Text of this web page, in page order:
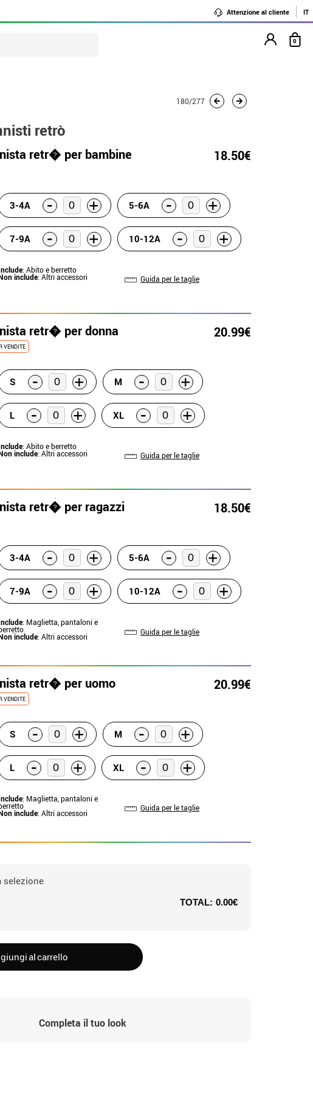
Attenzione al cliente IT
0
180/277
retrò
retr� per bambine 18.50€
3-4A - + 5-6A - +
7-9A - + 10-12A - +
: Abito e berretto
include: Altri accessori Guida per le taglie
retr� per donna 20.99€
VENDITE
S - + M - +
L - + XL - +
: Abito e berretto
include: Altri accessori Guida per le taglie
retr� per ragazzi 18.50€
3-4A - + 5-6A - +
7-9A - + 10-12A - +
: Maglietta, pantaloni e
include: Altri accessori
Guida per le taglie
retr� per uomo 20.99€
VENDITE
S - + M - +
L - + XL - +
: Maglietta, pantaloni e
include: Altri accessori
Guida per le taglie
selezione
TOTAL: 0.00€
al carrello
Completa il tuo look